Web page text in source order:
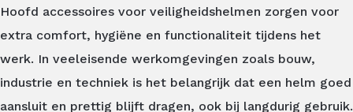
Hoofd accessoires voor veiligheidshelmen zorgen voor
extra comfort, hygiëne en functionaliteit tijdens het
werk. In veeleisende werkomgevingen zoals bouw,
industrie en techniek is het belangrijk dat een helm goed
aansluit en prettig blijft dragen, ook bij langdurig gebruik.